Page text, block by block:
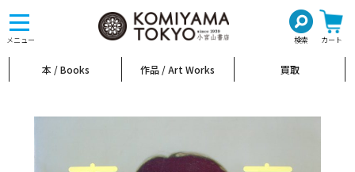
メニュー 検索 カート
toggle
navigation
本 / Books 作品 / Art Works 買取